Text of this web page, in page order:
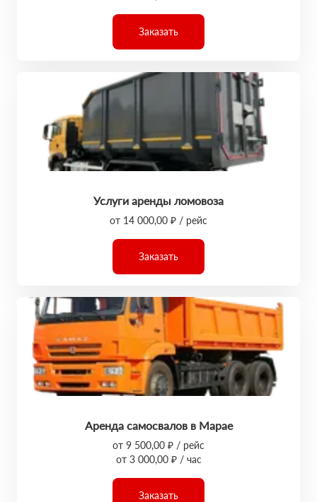
Заказать
Услуги аренды ломовоза
от 14 000,00 ₽ / рейс
Заказать
Аренда самосвалов в Марае
от 9 500,00 ₽ / рейс
от 3 000,00 ₽ / час
Заказать